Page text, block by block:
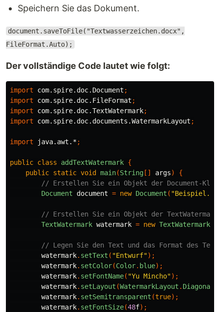
Speichern Sie das Dokument.
document.saveToFile("Textwasserzeichen.docx",
FileFormat.Auto);
Der vollständige Code lautet wie folgt:
import com.spire.doc.Document ;
import
com.spire.doc.FileFormat ;
import
com.spire.doc.TextWatermark;
import
com.spire.doc.documents.WatermarkLayout ;
import java.awt.*;
public class addTextWatermark {
public static void main(String [] args)
{
// Erstellen Sie ein Objekt der Document-
Document document = new Document (
// Erstellen Sie ein Objekt der
TextWatermark watermark = new TextWatermark
// Legen Sie den Text und das Format des
watermark. setText ( "Entwurf");
watermark. setColor(Color. blue);
watermark. setFontName( "Yu Mincho");
watermark. setLayout (WatermarkLayout . Diagonal
watermark. setSemitransparent (true);
watermark. setFontSize(48f);